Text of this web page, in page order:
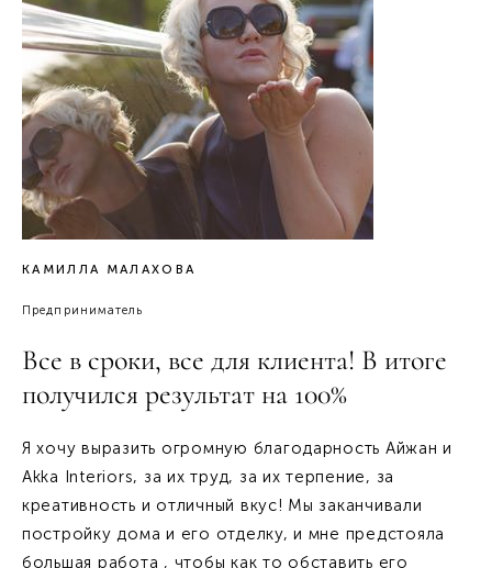
КАМИЛЛА МАЛАХОВА
Предприниматель
Все в сроки, все для клиента! В итоге
получился результат на 100%
Я хочу выразить огромную благодарность Айжан и
Akka Interiors, за их труд, за их терпение, за
креативность и отличный вкус! Мы заканчивали
постройку дома и его отделку, и мне предстояла
большая работа , чтобы как то обставить его